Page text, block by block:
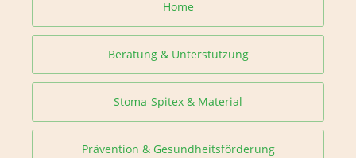
Home
Beratung & Unterstützung
Stoma-Spitex & Material
Prävention & Gesundheitsförderung